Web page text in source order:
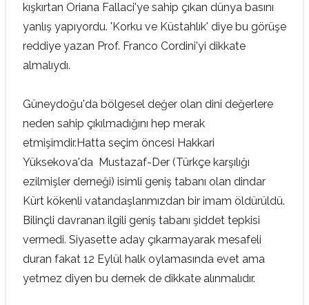
kışkırtan Oriana Fallaci'ye sahip çıkan dünya basını
yanlış yapıyordu. 'Korku ve Küstahlık' diye bu görüşe
reddiye yazan Prof. Franco Cordini'yi dikkate
almalıydı.
Güneydoğu'da bölgesel değer olan dini değerlere
neden sahip çıkılmadığını hep merak
etmişimdir.Hatta seçim öncesi Hakkari
Yüksekova'da Mustazaf-Der (Türkçe karşılığı
ezilmişler derneği) isimli geniş tabanı olan dindar
Kürt kökenli vatandaşlarımızdan bir imam öldürüldü.
Bilinçli davranan ilgili geniş tabanı şiddet tepkisi
vermedi. Siyasette aday çıkarmayarak mesafeli
duran fakat 12 Eylül halk oylamasında evet ama
yetmez diyen bu dernek de dikkate alınmalıdır.